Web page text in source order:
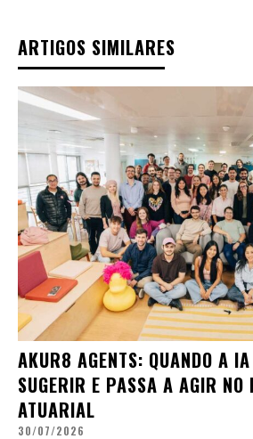
ARTIGOS SIMILARES
AKUR8 AGENTS: QUANDO A
SUGERIR E PASSA A AGIR NO
ATUARIAL
30/07/2026